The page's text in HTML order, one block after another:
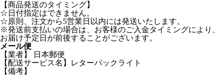
【商品発送のタイミング】
☆日付指定はできません。
☆原則、注文から5営業日以内には発送いたします。
※発送前支払いの場合は、お客様のご入金タイミングにより、
お届け予定日が前後することがございます。
メール便
【業者】 日本郵便
【配送サービス名】レターパックライト
【備考】